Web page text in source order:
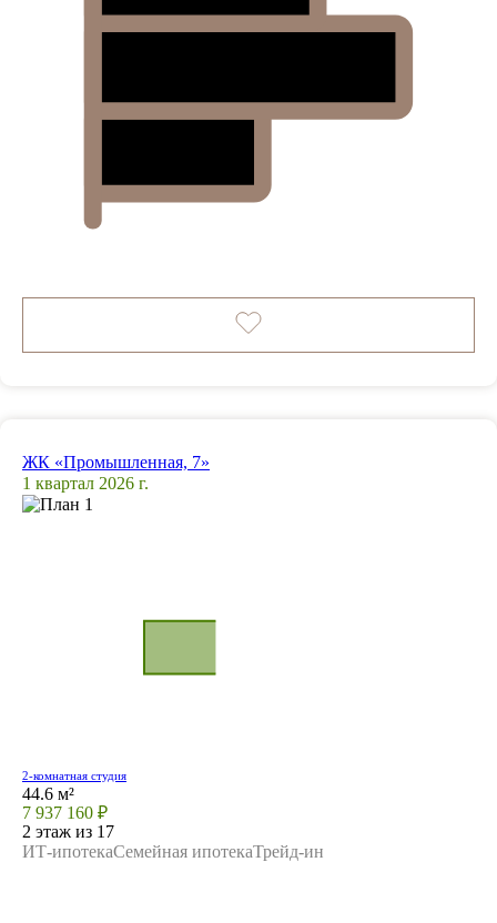
ЖК «Промышленная, 7»
1 квартал 2026 г.
2-комнатная студия
44.6 м²
7 937 160 ₽
2 этаж из 17
ИТ-ипотекаСемейная ипотекаТрейд-ин